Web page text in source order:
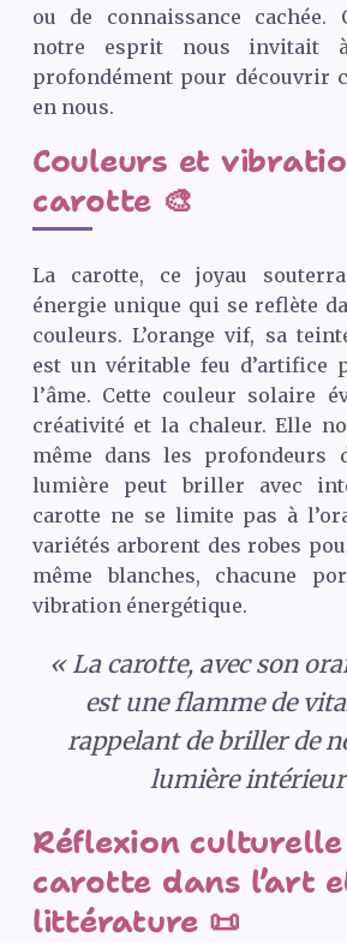
ou de connaissance cachée.
notre esprit nous invitait
profondément pour découvrir
en nous.
Couleurs et
carotte 🎨
La carotte, ce joyau
énergie unique qui se reflète
couleurs. L’orange vif, sa
est un véritable feu d’artifice
l’âme. Cette couleur solaire
créativité et la chaleur. Elle
même dans les profondeurs
lumière peut briller avec
carotte ne se limite pas à
variétés arborent des robes
même blanches, chacune
vibration énergétique.
« La carotte, avec son
est une flamme de
rappelant de briller de
lumière
Réflexion
carotte dans l’art
littérature 📜